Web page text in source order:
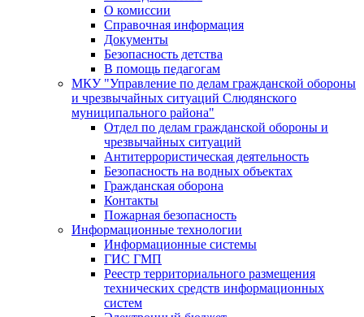
О комиссии
Справочная информация
Документы
Безопасность детства
В помощь педагогам
МКУ "Управление по делам гражданской обороны
и чрезвычайных ситуаций Слюдянского
муниципального района"
Отдел по делам гражданской обороны и
чрезвычайных ситуаций
Антитеррористическая деятельность
Безопасность на водных объектах
Гражданская оборона
Контакты
Пожарная безопасность
Информационные технологии
Информационные системы
ГИС ГМП
Реестр территориального размещения
технических средств информационных
систем